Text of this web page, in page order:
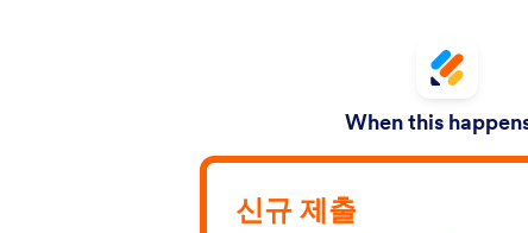
When this
신규 제출